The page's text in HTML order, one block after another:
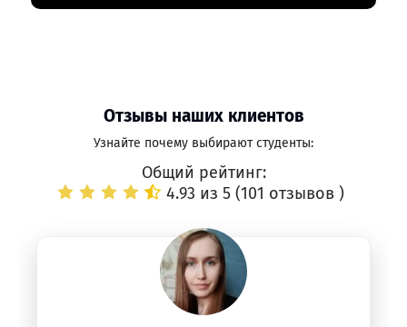
Отзывы наших клиентов
Узнайте почему выбирают студенты:
Общий рейтинг:
4.93 из 5 (101 отзывов )